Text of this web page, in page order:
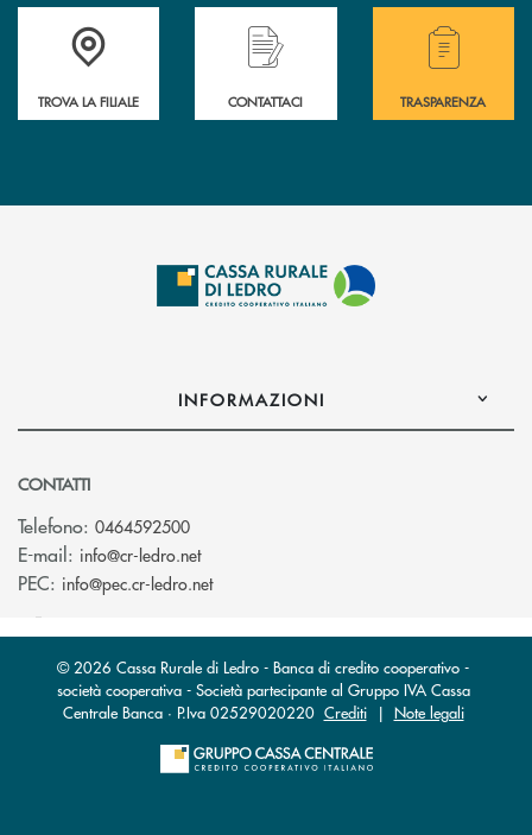
Accedi all' elenco completo delle filiali .
TROVA LA FILIALE
Hai bisogno di assistenza immediata?
CONTATTACI
Hai bisogno di
TRASPARENZA
INFORMAZIONI
CONTATTI
Telefono: 0464592500
E-mail: info@cr-ledro.net(si apre l’app di posta elettronica)
PEC: info@pec.cr-ledro.net(si apre l’app di posta elettronica)
© 2026 Cassa Rurale di Ledro - Banca di credito cooperativo -
società cooperativa - Società partecipante al Gruppo IVA Cassa
Centrale Banca · P.Iva 02529020220 Crediti| Note legali